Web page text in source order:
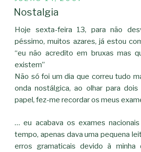
EM
Nostalgia
Hoje sexta-feira 13, para não
péssimo, muitos azares, já estou
“eu não acredito em bruxas mas
existem”
Não só foi um dia que correu tudo
onda nostálgica, ao olhar para
papel, fez-me recordar os meus
… eu acabava os exames
tempo, apenas dava uma pequena
erros gramaticais devido à minha